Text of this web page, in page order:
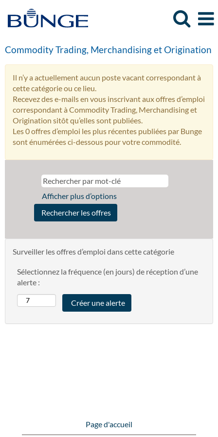
Commodity Trading, Merchandising et Origination
Il n’y a actuellement aucun poste vacant correspondant à
cette catégorie ou ce lieu.
Recevez des e-mails en vous inscrivant aux offres d’emploi
correspondant à Commodity Trading, Merchandising et
Origination sitôt qu’elles sont publiées.
Les 0 offres d’emploi les plus récentes publiées par Bunge
sont énumérées ci-dessous pour votre commodité.
Afficher plus d’options
Surveiller les offres d’emploi dans cette catégorie
Sélectionnez la fréquence (en jours) de réception d’une
alerte :
Page d'accueil